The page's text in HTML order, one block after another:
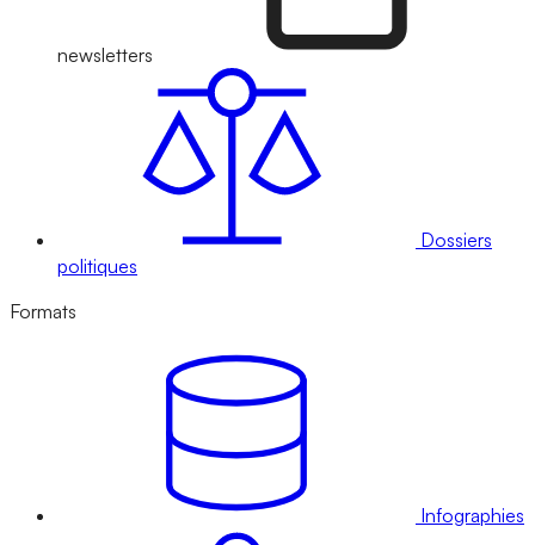
newsletters
Dossiers
politiques
Formats
Infographies